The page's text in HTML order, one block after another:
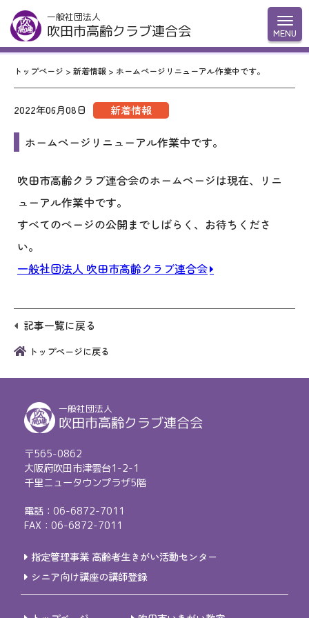
一般社団法人
吹田市高齢クラブ連合会
トップページ > 新着情報 > ホームページリニューアル作業中です。
2022年06月08日 新着情報
ホームページリニューアル作業中です。
吹田市高齢クラブ連合会のホームページは現在、リニ
ューアル作業中です。
すべてのページの公開までしばらく、お待ちくださ
い。
一般社団法人 吹田市高齢クラブ連合会
記事一覧に戻る
トップページに戻る
一般社団法人
吹田市高齢クラブ連合会
〒565-0862
大阪府吹田市津雲台1-2-1
千里ニュータウンプラザ5階
電話：06-6872-7011
FAX：06-6872-7011
指定管理事業 高齢者生きがい活動センター
シニア向け講座の講師登録